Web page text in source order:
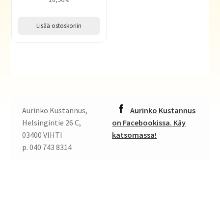
Lisää ostoskoriin
Aurinko Kustannus,
Helsingintie 26 C,
03400 VIHTI
p. 040 743 8314
Aurinko Kustannus
on Facebookissa. Käy
katsomassa!